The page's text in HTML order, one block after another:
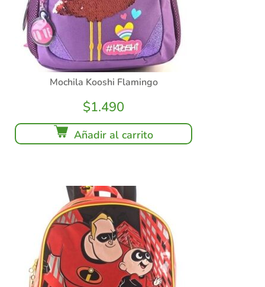
Mochila Kooshi Flamingo
$1.490
Añadir al carrito